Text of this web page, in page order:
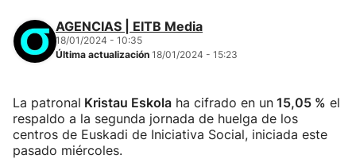
AGENCIAS | EITB Media
18/01/2024 - 10:35
Última actualización 18/01/2024 - 15:23
La patronal Kristau Eskola ha cifrado en un 15,05 % el
respaldo a la segunda jornada de huelga de los
centros de Euskadi de Iniciativa Social, iniciada este
pasado miércoles.